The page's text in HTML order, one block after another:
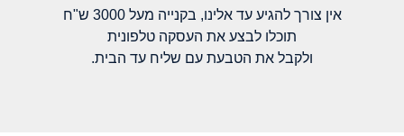
אין צורך להגיע עד אלינו, בקנייה מעל 3000 ש"ח
תוכלו לבצע את העסקה טלפונית
ולקבל את הטבעת עם שליח עד הבית.